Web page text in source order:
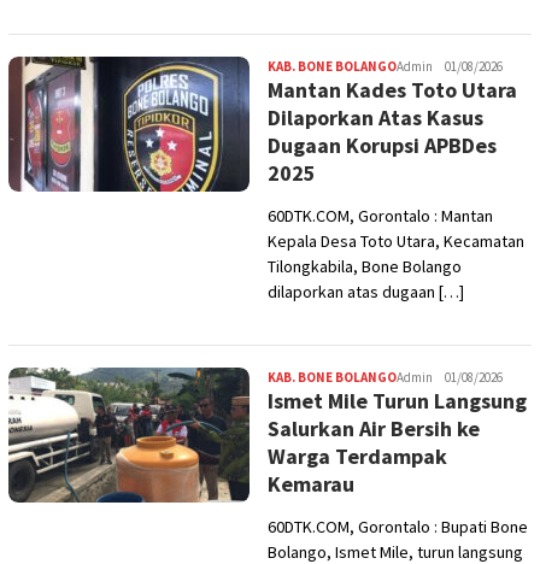
KAB. BONE BOLANGOAdmin 01/08/2026
Mantan Kades Toto Utara
Dilaporkan Atas Kasus
Dugaan Korupsi APBDes
2025
60DTK.COM, Gorontalo : Mantan
Kepala Desa Toto Utara, Kecamatan
Tilongkabila, Bone Bolango
dilaporkan atas dugaan […]
KAB. BONE BOLANGOAdmin 01/08/2026
Ismet Mile Turun Langsung
Salurkan Air Bersih ke
Warga Terdampak
Kemarau
60DTK.COM, Gorontalo : Bupati Bone
Bolango, Ismet Mile, turun langsung